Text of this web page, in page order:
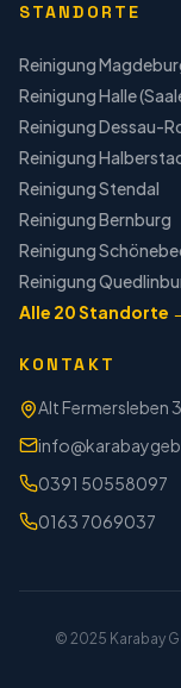
STANDORTE
Reinigung
ReinigungHalle
ReinigungDessau-
Reinigung
ReinigungStendal
ReinigungBernburg
Reinigung
Reinigung
Alle 20Standorte
KONTAKT
Alt Fermersleben
0391 50558097
0163 7069037
© 2025 Karabay